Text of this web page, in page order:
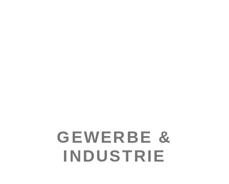
GEWERBE &
INDUSTRIE